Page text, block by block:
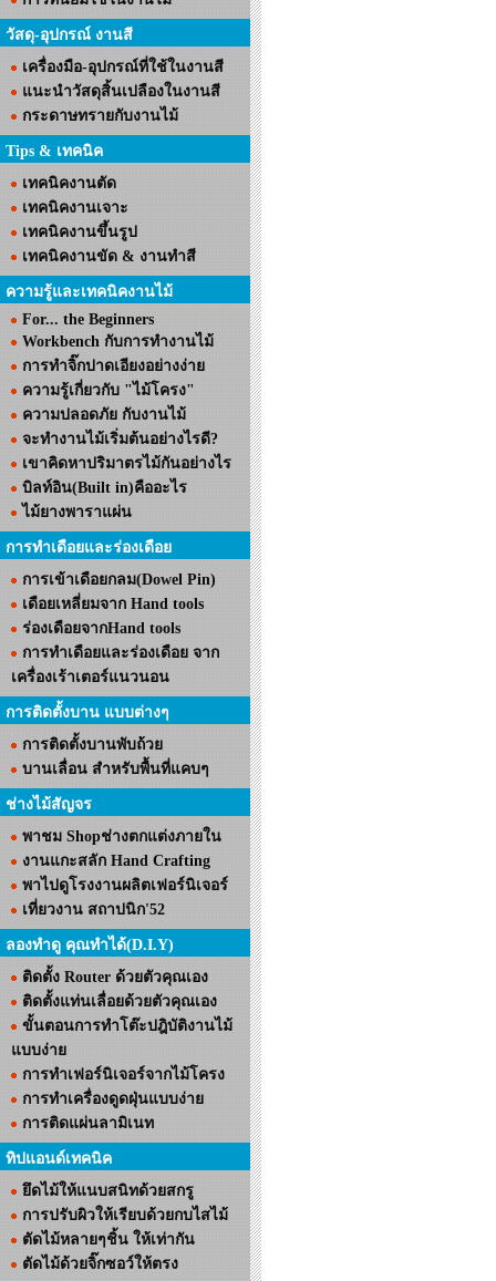
วัสดุ-อุปกรณ์ งานสี
เครื่องมือ-อุปกรณ์ที่ใช้ในงานสี
แนะนำวัสดุสิ้นเปลืองในงานสี
กระดาษทรายกับงานไม้
Tips & เทคนิค
เทคนิคงานตัด
เทคนิคงานเจาะ
เทคนิคงานขึ้นรูป
เทคนิคงานขัด & งานทำสี
ความรู้และเทคนิคงานไม้
For... the Beginners
Workbench กับการทำงานไม้
การทำจิ๊กปาดเอียงอย่างง่าย
ความรู้เกี่ยวกับ "ไม้โครง"
ความปลอดภัย กับงานไม้
จะทำงานไม้เริ่มต้นอย่างไรดี?
เขาคิดหาปริมาตรไม้กันอย่างไร
บิลท์อิน(Built in)คืออะไร
ไม้ยางพาราแผ่น
การทำเดือยและร่องเดือย
การเข้าเดือยกลม(Dowel Pin)
เดือยเหลี่ยมจาก Hand tools
ร่องเดือยจากHand tools
การทำเดือยและร่องเดือย จาก
เครื่องเร้าเตอร์แนวนอน
การติดตั้งบาน แบบต่างๆ
การติดตั้งบานพับถ้วย
บานเลื่อน สำหรับพื้นที่แคบๆ
ช่างไม้สัญจร
พาชม Shopช่างตกแต่งภายใน
งานแกะสลัก Hand Crafting
พาไปดูโรงงานผลิตเฟอร์นิเจอร์
เที่ยวงาน สถาปนิก'52
ลองทำดู คุณทำได้(D.I.Y)
ติดตั้ง Router ด้วยตัวคุณเอง
ติดตั้งแท่นเลื่อยด้วยตัวคุณเอง
ขั้นตอนการทำโต๊ะปฎิบัติงานไม้
แบบง่าย
การทำเฟอร์นิเจอร์จากไม้โครง
การทำเครื่องดูดฝุ่นแบบง่าย
การติดแผ่นลามิเนท
ทิปแอนด์เทคนิค
ยึดไม้ให้แนบสนิทด้วยสกรู
การปรับผิวให้เรียบด้วยกบไสไม้
ตัดไม้หลายๆชิ้น ให้เท่ากัน
ตัดไม้ด้วยจิ๊กซอว์ให้ตรง